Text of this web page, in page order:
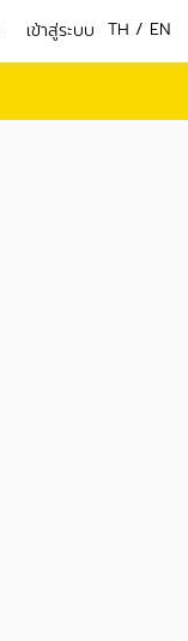
TH / EN
เข้าสู่ระบบ